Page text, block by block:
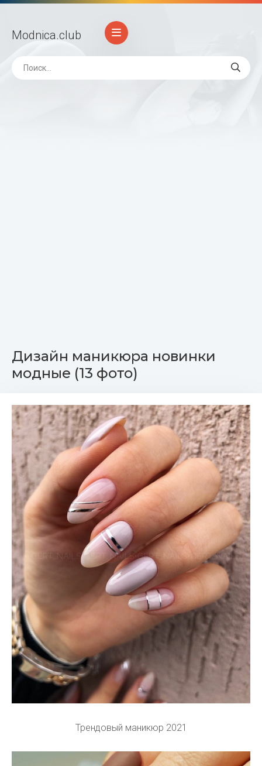
Modnica.club
Дизайн маникюра новинки
модные (13 фото)
Трендовый маникюр 2021